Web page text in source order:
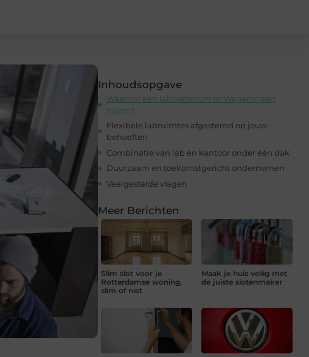
Inhoudsopgave
Waarom een laboratorium in Wageningen
huren?
Flexibele labruimtes afgestemd op jouw
behoeften
Combinatie van lab en kantoor onder één dak
Duurzaam en toekomstgericht ondernemen
Veelgestelde vragen
Meer Berichten
Slim slot voor je
Rotterdamse woning,
slim of niet
Maak je huis veilig met
de juiste slotenmaker